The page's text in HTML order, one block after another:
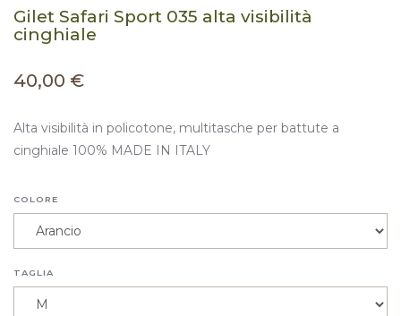
Gilet Safari Sport 035 alta visibilità
cinghiale
40,00 €
Alta visibilità in policotone, multitasche per battute a
cinghiale 100% MADE IN ITALY
COLORE
TAGLIA